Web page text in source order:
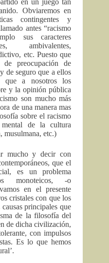
en un juego tan
Obviaremos en
contingentes y
antes “racismo
sus caracteres
ambivalentes,
etc. Puesto que
preocupación de
de seguro que a ellos
que a nosotros los
y la opinión pública
son mucho más
de una manera mas
sobre el racismo
de la cultura
musulmana, etc.)
mucho y decir con
que el
es un problema
monoteicos, -o
en el presente
cristales con que los
principales que
de la filosofía del
de dicha civilización,
con impulsos
Es lo que hemos